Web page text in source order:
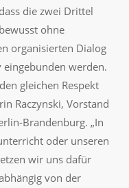
die zwei Drittel
ohne
organisierten Dialog
eingebunden werden.
gleichen Respekt
Raczynski, Vorstand
Brandenburg. „In
oder unseren
wir uns dafür
von der